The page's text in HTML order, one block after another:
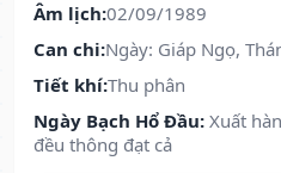
Âm lịch:02/09/1989
Can chi:Ngày: Giáp Ngọ,
Tiết khí:Thu phân
Ngày Bạch Hổ Đầu: Xuất
đều thông đạt cả